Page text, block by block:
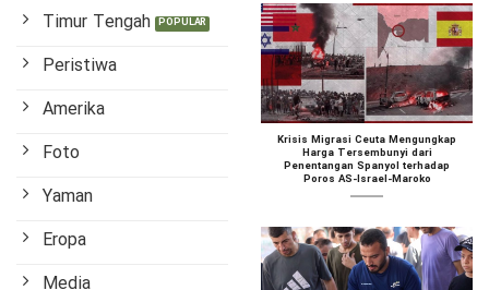
Timur Tengah
Peristiwa
Amerika
Foto
Yaman
Eropa
Media
Krisis Migrasi Ceuta Mengungkap
Harga Tersembunyi dari
Penentangan Spanyol terhadap
Poros AS-Israel-Maroko